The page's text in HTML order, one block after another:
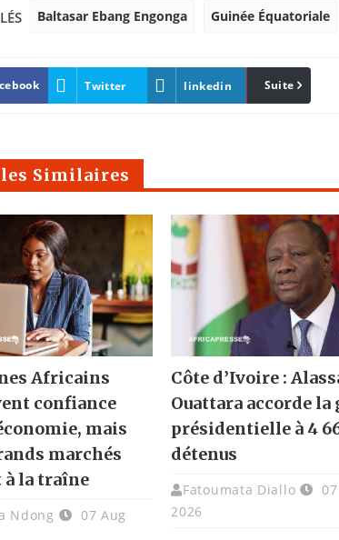
Baltasar Ebang Engonga Guinée Équatoriale
Twitter linkedin Pinterest
Suite
Similaires
Africains
confiance
mais
marchés
à la traîne
Ndong
07 Aug
Côte d’Ivoire :
Ouattara accorde la
présidentielle à 4
détenus
Fatoumata Diallo
2026